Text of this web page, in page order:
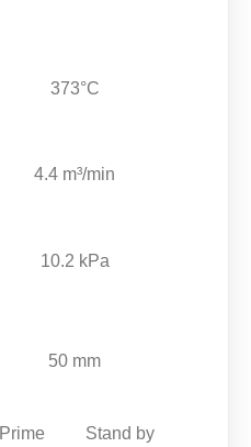
373°C
4.4 m³/min
10.2 kPa
50 mm
Prime Stand by